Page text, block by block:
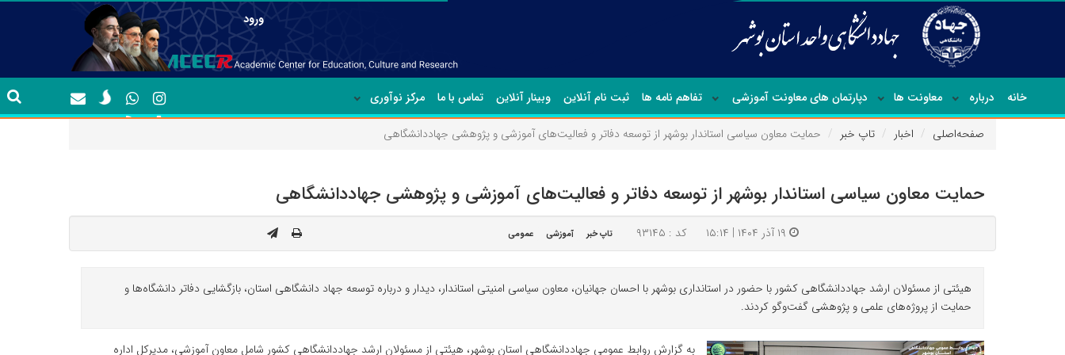
ورود
خانه درباره معاونت ها دپارتمان های معاونت آموزشی تفاهم نامه ها ثبت نام آنلاین وبینار آنلاین تماس با ما مرکز نوآوری
صفحه‌اصلی اخبار تاپ خبر حمایت معاون سیاسی استاندار بوشهر از توسعه دفاتر و فعالیت‌های آموزشی و پژوهشی جهاددانشگاهی
حمایت معاون سیاسی استاندار بوشهر از توسعه دفاتر و فعالیت‌های آموزشی و پژوهشی جهاددانشگاهی
کد : ۹۳۱۴۵ تاپ خبر آموزشی عمومی
هیئتی از مسئولان ارشد جهاددانشگاهی کشور با حضور در استانداری بوشهر با احسان جهانیان، معاون سیاسی امنیتی استاندار، دیدار و درباره توسعه جهاد دانشگاهی استان، بازگشایی دفاتر دانشگاه‌ها و
حمایت از پروژه‌های علمی و پژوهشی گفت‌وگو کردند.
به گزارش روابط عمومی جهاددانشگاهی استان بوشهر، هیئتی از مسئولان ارشد جهاددانشگاهی کشور شامل معاون آموزشی، مدیرکل اداره